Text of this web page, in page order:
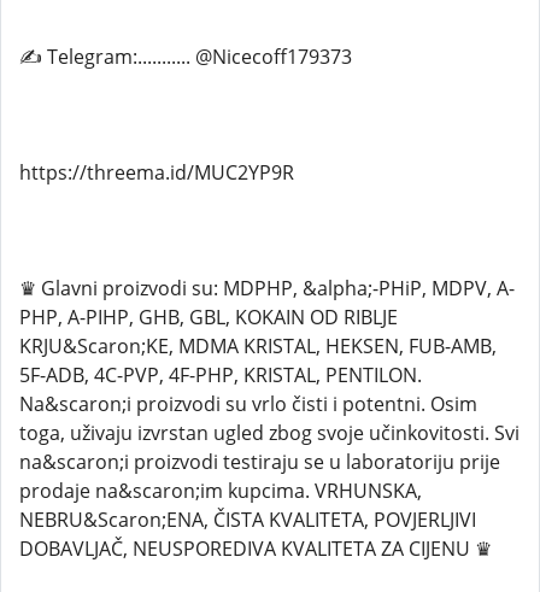
✍ Telegram:........... @Nicecoff179373
https://threema.id/MUC2YP9R
♛ Glavni proizvodi su: MDPHP, &alpha;-PHiP, MDPV, A-
PHP, A-PIHP, GHB, GBL, KOKAIN OD RIBLJE
KRJU&Scaron;KE, MDMA KRISTAL, HEKSEN, FUB-AMB,
5F-ADB, 4C-PVP, 4F-PHP, KRISTAL, PENTILON.
Na&scaron;i proizvodi su vrlo čisti i potentni. Osim
toga, uživaju izvrstan ugled zbog svoje učinkovitosti. Svi
na&scaron;i proizvodi testiraju se u laboratoriju prije
prodaje na&scaron;im kupcima. VRHUNSKA,
NEBRU&Scaron;ENA, ČISTA KVALITETA, POVJERLJIVI
DOBAVLJAČ, NEUSPOREDIVA KVALITETA ZA CIJENU ♛